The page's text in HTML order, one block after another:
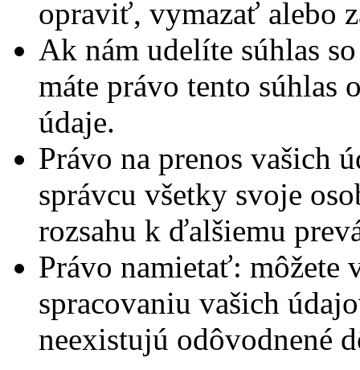
opraviť, vymazať alebo
Ak nám udelíte súhlas
máte právo tento súhlas
údaje.
Právo na prenos vašich
správcu všetky svoje
rozsahu k ďalšiemu
Právo namietať: môžete
spracovaniu vašich
neexistujú odôvodnené